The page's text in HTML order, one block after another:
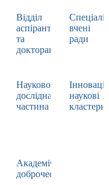
Відділ
аспірантури
та
докторантури
вчені
ради
Науково-
дослідна
частина
наукові
кластери
Академічна
доброчесність